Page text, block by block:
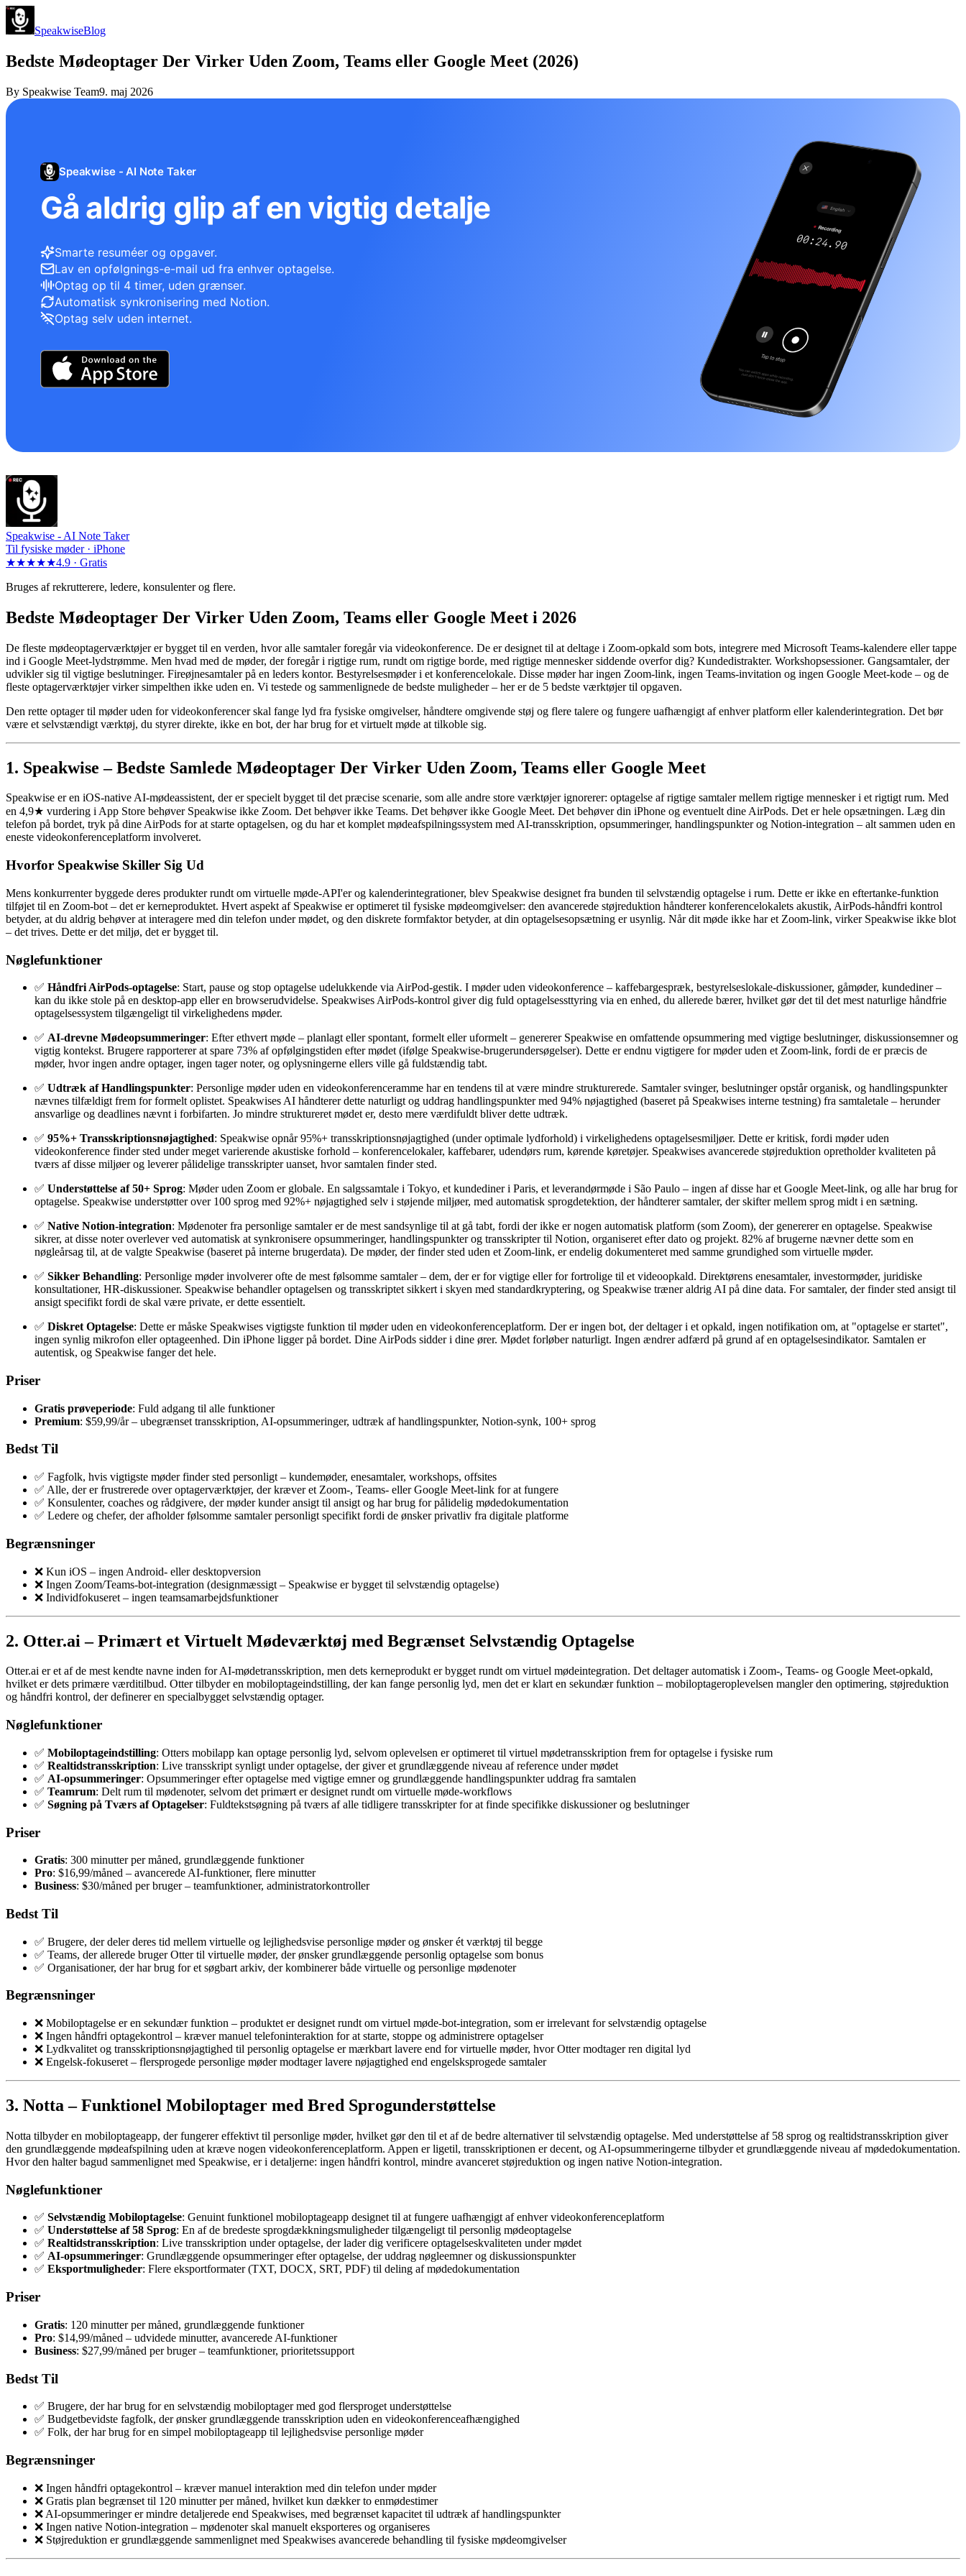
SpeakwiseBlog
Bedste Mødeoptager Der Virker Uden Zoom, Teams eller Google Meet (2026)
By Speakwise Team9. maj 2026
Speakwise - AI Note Taker
Gå aldrig glip af en vigtig detalje
Smarte resuméer og opgaver.
Lav en opfølgnings-e-mail ud fra enhver optagelse.
Optag op til 4 timer, uden grænser.
Automatisk synkronisering med Notion.
Optag selv uden internet.
Speakwise - AI Note Taker
Til fysiske møder · iPhone
★★★★★4.9 · Gratis
Bruges af rekrutterere, ledere, konsulenter og flere.
Bedste Mødeoptager Der Virker Uden Zoom, Teams eller Google Meet i 2026
De fleste mødeoptagerværktøjer er bygget til en verden, hvor alle samtaler foregår via videokonference. De er designet til at deltage i Zoom-opkald som bots, integrere med Microsoft Teams-kalendere eller tappe
ind i Google Meet-lydstrømme. Men hvad med de møder, der foregår i rigtige rum, rundt om rigtige borde, med rigtige mennesker siddende overfor dig? Kundedistrakter. Workshopsessioner. Gangsamtaler, der
udvikler sig til vigtige beslutninger. Fireøjnesamtaler på en leders kontor. Bestyrelsesmøder i et konferencelokale. Disse møder har ingen Zoom-link, ingen Teams-invitation og ingen Google Meet-kode – og de
fleste optagerværktøjer virker simpelthen ikke uden en. Vi testede og sammenlignede de bedste muligheder – her er de 5 bedste værktøjer til opgaven.
Den rette optager til møder uden for videokonferencer skal fange lyd fra fysiske omgivelser, håndtere omgivende støj og flere talere og fungere uafhængigt af enhver platform eller kalenderintegration. Det bør
være et selvstændigt værktøj, du styrer direkte, ikke en bot, der har brug for et virtuelt møde at tilkoble sig.
1. Speakwise – Bedste Samlede Mødeoptager Der Virker Uden Zoom, Teams eller Google Meet
Speakwise er en iOS-native AI-mødeassistent, der er specielt bygget til det præcise scenarie, som alle andre store værktøjer ignorerer: optagelse af rigtige samtaler mellem rigtige mennesker i et rigtigt rum. Med
en 4,9★ vurdering i App Store behøver Speakwise ikke Zoom. Det behøver ikke Teams. Det behøver ikke Google Meet. Det behøver din iPhone og eventuelt dine AirPods. Det er hele opsætningen. Læg din
telefon på bordet, tryk på dine AirPods for at starte optagelsen, og du har et komplet mødeafspilningssystem med AI-transskription, opsummeringer, handlingspunkter og Notion-integration – alt sammen uden en
eneste videokonferenceplatform involveret.
Hvorfor Speakwise Skiller Sig Ud
Mens konkurrenter byggede deres produkter rundt om virtuelle møde-API'er og kalenderintegrationer, blev Speakwise designet fra bunden til selvstændig optagelse i rum. Dette er ikke en eftertanke-funktion
tilføjet til en Zoom-bot – det er kerneproduktet. Hvert aspekt af Speakwise er optimeret til fysiske mødeomgivelser: den avancerede støjreduktion håndterer konferencelokalets akustik, AirPods-håndfri kontrol
betyder, at du aldrig behøver at interagere med din telefon under mødet, og den diskrete formfaktor betyder, at din optagelsesopsætning er usynlig. Når dit møde ikke har et Zoom-link, virker Speakwise ikke blot
– det trives. Dette er det miljø, det er bygget til.
Nøglefunktioner
✅ Håndfri AirPods-optagelse: Start, pause og stop optagelse udelukkende via AirPod-gestik. I møder uden videokonference – kaffebargespræk, bestyrelseslokale-diskussioner, gåmøder, kundediner –
kan du ikke stole på en desktop-app eller en browserudvidelse. Speakwises AirPods-kontrol giver dig fuld optagelsessttyring via en enhed, du allerede bærer, hvilket gør det til det mest naturlige håndfrie
optagelsessystem tilgængeligt til virkelighedens møder.
✅ AI-drevne Mødeopsummeringer: Efter ethvert møde – planlagt eller spontant, formelt eller uformelt – genererer Speakwise en omfattende opsummering med vigtige beslutninger, diskussionsemner og
vigtig kontekst. Brugere rapporterer at spare 73% af opfølgingstiden efter mødet (ifølge Speakwise-brugerundersøgelser). Dette er endnu vigtigere for møder uden et Zoom-link, fordi de er præcis de
møder, hvor ingen andre optager, ingen tager noter, og oplysningerne ellers ville gå fuldstændig tabt.
✅ Udtræk af Handlingspunkter: Personlige møder uden en videokonferenceramme har en tendens til at være mindre strukturerede. Samtaler svinger, beslutninger opstår organisk, og handlingspunkter
nævnes tilfældigt frem for formelt oplistet. Speakwises AI håndterer dette naturligt og uddrag handlingspunkter med 94% nøjagtighed (baseret på Speakwises interne testning) fra samtaletale – herunder
ansvarlige og deadlines nævnt i forbifarten. Jo mindre struktureret mødet er, desto mere værdifuldt bliver dette udtræk.
✅ 95%+ Transskriptionsnøjagtighed: Speakwise opnår 95%+ transskriptionsnøjagtighed (under optimale lydforhold) i virkelighedens optagelsesmiljøer. Dette er kritisk, fordi møder uden
videokonference finder sted under meget varierende akustiske forhold – konferencelokaler, kaffebarer, udendørs rum, kørende køretøjer. Speakwises avancerede støjreduktion opretholder kvaliteten på
tværs af disse miljøer og leverer pålidelige transskripter uanset, hvor samtalen finder sted.
✅ Understøttelse af 50+ Sprog: Møder uden Zoom er globale. En salgssamtale i Tokyo, et kundediner i Paris, et leverandørmøde i São Paulo – ingen af disse har et Google Meet-link, og alle har brug for
optagelse. Speakwise understøtter over 100 sprog med 92%+ nøjagtighed selv i støjende miljøer, med automatisk sprogdetektion, der håndterer samtaler, der skifter mellem sprog midt i en sætning.
✅ Native Notion-integration: Mødenoter fra personlige samtaler er de mest sandsynlige til at gå tabt, fordi der ikke er nogen automatisk platform (som Zoom), der genererer en optagelse. Speakwise
sikrer, at disse noter overlever ved automatisk at synkronisere opsummeringer, handlingspunkter og transskripter til Notion, organiseret efter dato og projekt. 82% af brugerne nævner dette som en
nøgleårsag til, at de valgte Speakwise (baseret på interne brugerdata). De møder, der finder sted uden et Zoom-link, er endelig dokumenteret med samme grundighed som virtuelle møder.
✅ Sikker Behandling: Personlige møder involverer ofte de mest følsomme samtaler – dem, der er for vigtige eller for fortrolige til et videoopkald. Direktørens enesamtaler, investormøder, juridiske
konsultationer, HR-diskussioner. Speakwise behandler optagelsen og transskriptet sikkert i skyen med standardkryptering, og Speakwise træner aldrig AI på dine data. For samtaler, der finder sted ansigt til
ansigt specifikt fordi de skal være private, er dette essentielt.
✅ Diskret Optagelse: Dette er måske Speakwises vigtigste funktion til møder uden en videokonferenceplatform. Der er ingen bot, der deltager i et opkald, ingen notifikation om, at "optagelse er startet",
ingen synlig mikrofon eller optageenhed. Din iPhone ligger på bordet. Dine AirPods sidder i dine ører. Mødet forløber naturligt. Ingen ændrer adfærd på grund af en optagelsesindikator. Samtalen er
autentisk, og Speakwise fanger det hele.
Priser
Gratis prøveperiode: Fuld adgang til alle funktioner
Premium: $59,99/år – ubegrænset transskription, AI-opsummeringer, udtræk af handlingspunkter, Notion-synk, 100+ sprog
Bedst Til
✅ Fagfolk, hvis vigtigste møder finder sted personligt – kundemøder, enesamtaler, workshops, offsites
✅ Alle, der er frustrerede over optagerværktøjer, der kræver et Zoom-, Teams- eller Google Meet-link for at fungere
✅ Konsulenter, coaches og rådgivere, der møder kunder ansigt til ansigt og har brug for pålidelig mødedokumentation
✅ Ledere og chefer, der afholder følsomme samtaler personligt specifikt fordi de ønsker privatliv fra digitale platforme
Begrænsninger
❌ Kun iOS – ingen Android- eller desktopversion
❌ Ingen Zoom/Teams-bot-integration (designmæssigt – Speakwise er bygget til selvstændig optagelse)
❌ Individfokuseret – ingen teamsamarbejdsfunktioner
2. Otter.ai – Primært et Virtuelt Mødeværktøj med Begrænset Selvstændig Optagelse
Otter.ai er et af de mest kendte navne inden for AI-mødetransskription, men dets kerneprodukt er bygget rundt om virtuel mødeintegration. Det deltager automatisk i Zoom-, Teams- og Google Meet-opkald,
hvilket er dets primære værditilbud. Otter tilbyder en mobiloptageindstilling, der kan fange personlig lyd, men det er klart en sekundær funktion – mobiloptageroplevelsen mangler den optimering, støjreduktion
og håndfri kontrol, der definerer en specialbygget selvstændig optager.
Nøglefunktioner
✅ Mobiloptageindstilling: Otters mobilapp kan optage personlig lyd, selvom oplevelsen er optimeret til virtuel mødetransskription frem for optagelse i fysiske rum
✅ Realtidstransskription: Live transskript synligt under optagelse, der giver et grundlæggende niveau af reference under mødet
✅ AI-opsummeringer: Opsummeringer efter optagelse med vigtige emner og grundlæggende handlingspunkter uddrag fra samtalen
✅ Teamrum: Delt rum til mødenoter, selvom det primært er designet rundt om virtuelle møde-workflows
✅ Søgning på Tværs af Optagelser: Fuldtekstsøgning på tværs af alle tidligere transskripter for at finde specifikke diskussioner og beslutninger
Priser
Gratis: 300 minutter per måned, grundlæggende funktioner
Pro: $16,99/måned – avancerede AI-funktioner, flere minutter
Business: $30/måned per bruger – teamfunktioner, administratorkontroller
Bedst Til
✅ Brugere, der deler deres tid mellem virtuelle og lejlighedsvise personlige møder og ønsker ét værktøj til begge
✅ Teams, der allerede bruger Otter til virtuelle møder, der ønsker grundlæggende personlig optagelse som bonus
✅ Organisationer, der har brug for et søgbart arkiv, der kombinerer både virtuelle og personlige mødenoter
Begrænsninger
❌ Mobiloptagelse er en sekundær funktion – produktet er designet rundt om virtuel møde-bot-integration, som er irrelevant for selvstændig optagelse
❌ Ingen håndfri optagekontrol – kræver manuel telefoninteraktion for at starte, stoppe og administrere optagelser
❌ Lydkvalitet og transskriptionsnøjagtighed til personlig optagelse er mærkbart lavere end for virtuelle møder, hvor Otter modtager ren digital lyd
❌ Engelsk-fokuseret – flersprogede personlige møder modtager lavere nøjagtighed end engelsksprogede samtaler
3. Notta – Funktionel Mobiloptager med Bred Sprogunderstøttelse
Notta tilbyder en mobiloptageapp, der fungerer effektivt til personlige møder, hvilket gør den til et af de bedre alternativer til selvstændig optagelse. Med understøttelse af 58 sprog og realtidstransskription giver
den grundlæggende mødeafspilning uden at kræve nogen videokonferenceplatform. Appen er ligetil, transskriptionen er decent, og AI-opsummeringerne tilbyder et grundlæggende niveau af mødedokumentation.
Hvor den halter bagud sammenlignet med Speakwise, er i detaljerne: ingen håndfri kontrol, mindre avanceret støjreduktion og ingen native Notion-integration.
Nøglefunktioner
✅ Selvstændig Mobiloptagelse: Genuint funktionel mobiloptageapp designet til at fungere uafhængigt af enhver videokonferenceplatform
✅ Understøttelse af 58 Sprog: En af de bredeste sprogdækkningsmuligheder tilgængeligt til personlig mødeoptagelse
✅ Realtidstransskription: Live transskription under optagelse, der lader dig verificere optagelseskvaliteten under mødet
✅ AI-opsummeringer: Grundlæggende opsummeringer efter optagelse, der uddrag nøgleemner og diskussionspunkter
✅ Eksportmuligheder: Flere eksportformater (TXT, DOCX, SRT, PDF) til deling af mødedokumentation
Priser
Gratis: 120 minutter per måned, grundlæggende funktioner
Pro: $14,99/måned – udvidede minutter, avancerede AI-funktioner
Business: $27,99/måned per bruger – teamfunktioner, prioritetssupport
Bedst Til
✅ Brugere, der har brug for en selvstændig mobiloptager med god flersproget understøttelse
✅ Budgetbevidste fagfolk, der ønsker grundlæggende transskription uden en videokonferenceafhængighed
✅ Folk, der har brug for en simpel mobiloptageapp til lejlighedsvise personlige møder
Begrænsninger
❌ Ingen håndfri optagekontrol – kræver manuel interaktion med din telefon under møder
❌ Gratis plan begrænset til 120 minutter per måned, hvilket kun dækker to enmødestimer
❌ AI-opsummeringer er mindre detaljerede end Speakwises, med begrænset kapacitet til udtræk af handlingspunkter
❌ Ingen native Notion-integration – mødenoter skal manuelt eksporteres og organiseres
❌ Støjreduktion er grundlæggende sammenlignet med Speakwises avancerede behandling til fysiske mødeomgivelser